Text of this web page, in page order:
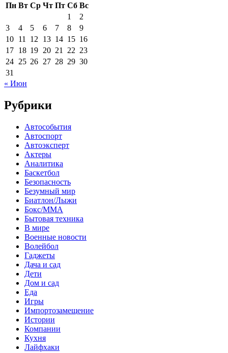
Пн Вт Ср Чт Пт Сб Вс
1
2
3
4 5 6 7 8
9
10 11 12 13 14 15 16
17 18 19 20 21 22 23
24 25 26 27 28 29 30
31
« Июн
Рубрики
Автособытия
Автоспорт
Автоэксперт
Актеры
Аналитика
Баскетбол
Безопасность
Безумный мир
Биатлон/Лыжи
Бокс/MMA
Бытовая техника
В мире
Военные новости
Волейбол
Гаджеты
Дача и сад
Дети
Дом и сад
Еда
Игры
Импортозамещение
Истории
Компании
Кухня
Лайфхаки